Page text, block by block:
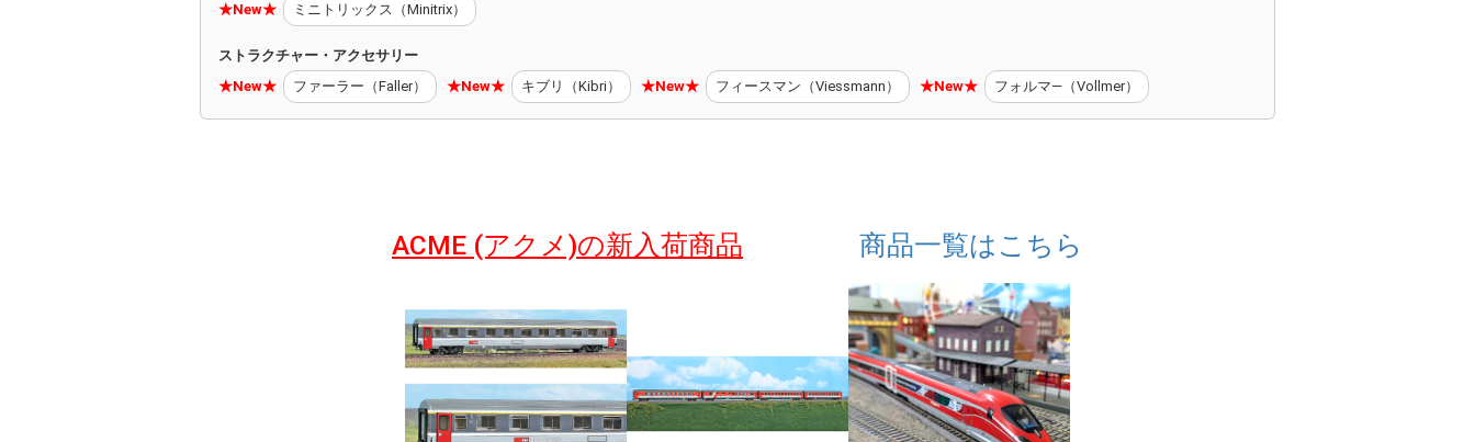
★New★ ミニトリックス（Minitrix）
ストラクチャー・アクセサリー
★New★
ファーラー（Faller） ★New★ キブリ（Kibri） ★New★ フィースマン（Viessmann） ★New★ フォルマ―（Vollmer）
ACME (アクメ)の新入荷商品 商品一覧はこちら